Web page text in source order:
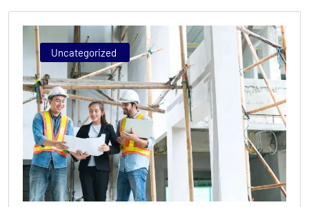
Uncategorized